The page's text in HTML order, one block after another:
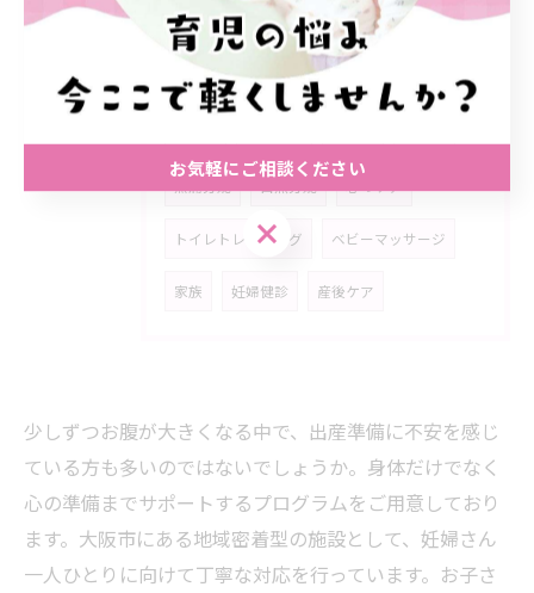
タグ Tags
トイレトレーニング ベビーマッサージ
家族 妊婦健診 産後ケア
少しずつお腹が大きくなる中で、出産準備に不安を感じ
ている方も多いのではないでしょうか。身体だけでなく
心の準備までサポートするプログラムをご用意しており
ます。大阪市にある地域密着型の施設として、妊婦さん
一人ひとりに向けて丁寧な対応を行っています。お子さ
お気軽にご相談ください
お気軽にご相談ください